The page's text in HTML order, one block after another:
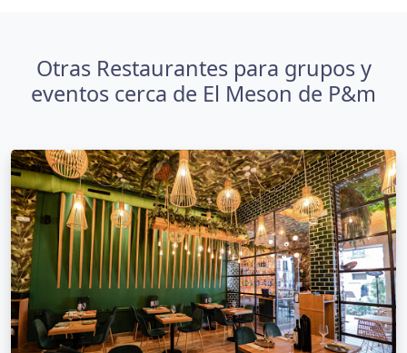
Otras Restaurantes para grupos y
eventos cerca de El Meson de P&m